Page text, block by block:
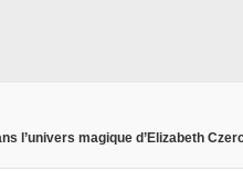
l’univers magique d’Elizabeth